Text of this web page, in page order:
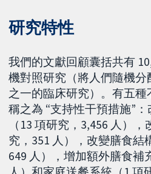
研究特性
我們的文獻回顧囊括共有
機對照研究（將人們隨機
之一的臨床研究）。有五
稱之為 “支持性干預措施”
（13 項研究，3,456 人）
究，351 人），改變膳食結
649 人），增加額外膳食補